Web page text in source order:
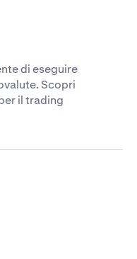
di eseguire
Scopri
il trading